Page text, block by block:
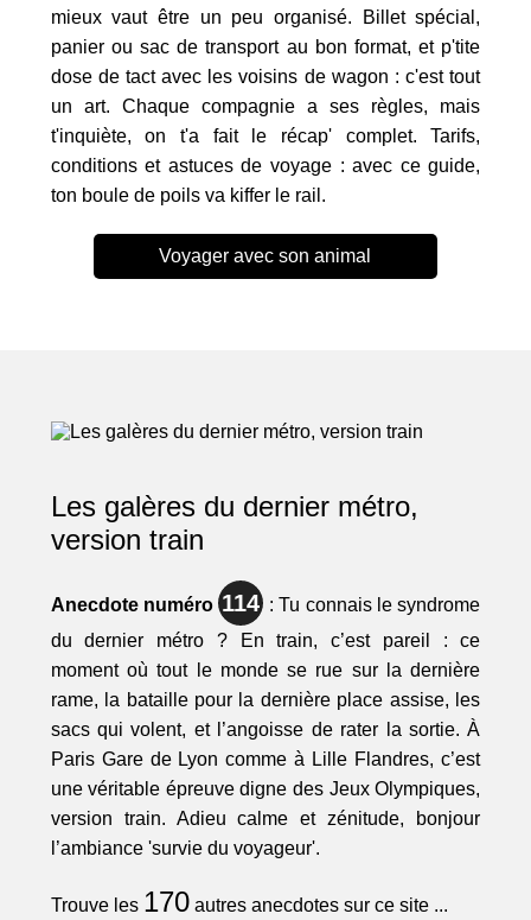
mieux vaut être un peu organisé. Billet spécial,
panier ou sac de transport au bon format, et p'tite
dose de tact avec les voisins de wagon : c'est tout
un art. Chaque compagnie a ses règles, mais
t'inquiète, on t'a fait le récap' complet. Tarifs,
conditions et astuces de voyage : avec ce guide,
ton boule de poils va kiffer le rail.
Voyager avec son animal
Les galères du dernier métro,
version train
Anecdote numéro 114 : Tu connais le syndrome
du dernier métro ? En train, c’est pareil : ce
moment où tout le monde se rue sur la dernière
rame, la bataille pour la dernière place assise, les
sacs qui volent, et l’angoisse de rater la sortie. À
Paris Gare de Lyon comme à Lille Flandres, c’est
une véritable épreuve digne des Jeux Olympiques,
version train. Adieu calme et zénitude, bonjour
l’ambiance 'survie du voyageur'.
Trouve les 170autres anecdotes sur ce site ...